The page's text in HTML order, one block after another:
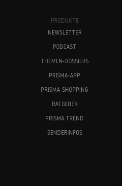
PRODUKTE
NEWSLETTER
PODCAST
THEMEN-DOSSIERS
PRISMA-APP
PRISMA-SHOPPING
RATGEBER
PRISMA TREND
SENDERINFOS